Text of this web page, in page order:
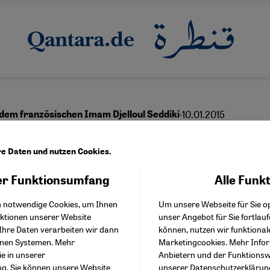
französischen Imam Djelloul Seddiki·10.01.2015
wollen uns
der Kulturen
English عربي
Daten und nutzen Cookies.
Funktionsumfang
Cookies, um Ihnen
unserer Website
Daten verarbeiten wir dann
Systemen. Mehr
in unserer
. Sie können unsere Website
Alle
Um unsere Webseite für Sie
unser Angebot für Sie
können, nutzen wir
Marketingcookies. Mehr
Anbietern und der
unserer
Facebook Embed /
Twitter Embed
Instagram Embed
Youtube Embed
Google Maps Embed